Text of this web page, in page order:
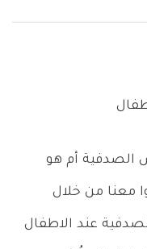
الصدفية أم هو
معنا من خلال
عند الاطفال